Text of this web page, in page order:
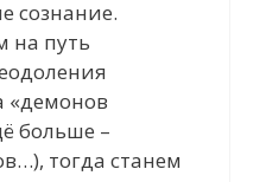
сознание.
на путь
«демонов
больше –
тогда станем